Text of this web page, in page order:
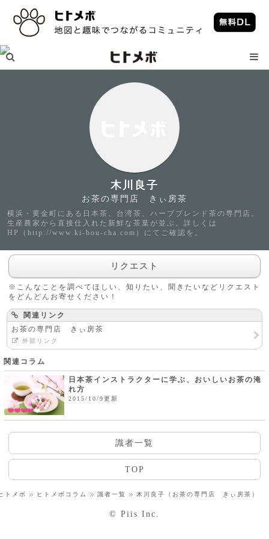
木川良子
お茶の専門店 きぃ房茶
横浜・黄金町にある日本茶、台湾茶、ハーブブレンド茶の専門店。
生産農家から直接仕入れた新鮮な茶葉が並ぶ。詳しくは
HP（http://www.ki-bou-cha.com）にてご確認を。
リクエスト
※こんなことを調べてほしい、知りたい、聞きたいなどリクエスト
をどんどんお寄せください！
関連リンク
お茶の専門店 きぃ房茶
外部リンク
関連コラム
日本茶インストラクターに学ぶ、おいしいお茶の淹
れ方
2015/10/9更新
識者一覧
TOP
トメボ ヒトメボコラム 識者一覧 木川良子（お茶の専門店 きぃ房茶）
© Piis Inc.